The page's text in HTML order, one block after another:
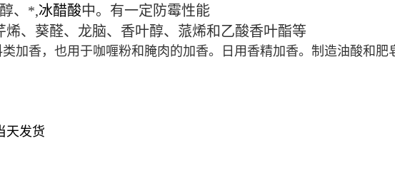
、*,冰醋酸中。有一定防霉性能
、 葵醛、 龙脑、 香叶醇、蒎烯和乙酸香叶酯等
加香，也用于咖喱粉和腌肉的加香。日用香精加香。制造油酸和肥
天发货